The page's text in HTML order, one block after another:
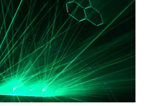
tuin
en
hem?
comfort
om een
in plaats van te